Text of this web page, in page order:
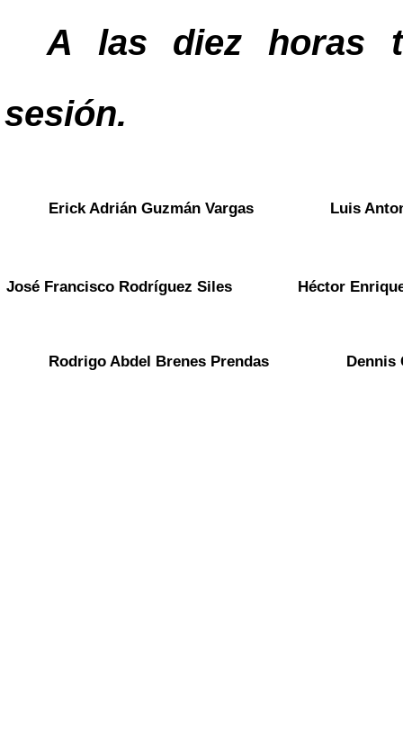
A las diez horas
sesión.
Erick Adrián Guzmán Vargas Luis
José Francisco Rodríguez Siles Héctor
Rodrigo Abdel Brenes Prendas Dennis